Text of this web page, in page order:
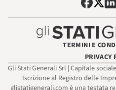
TERMINI E
PRIVACY
Gli Stati Generali Srl | Capitale
Iscrizione al Registro delle
glistatigenerali.com è una testata